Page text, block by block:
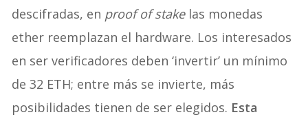
descifradas, en proof of stakelas monedas
ether reemplazan el hardware. Los interesados
en ser verificadores deben ‘invertir’ un mínimo
de 32 ETH; entre más se invierte, más
posibilidades tienen de ser elegidos. Esta